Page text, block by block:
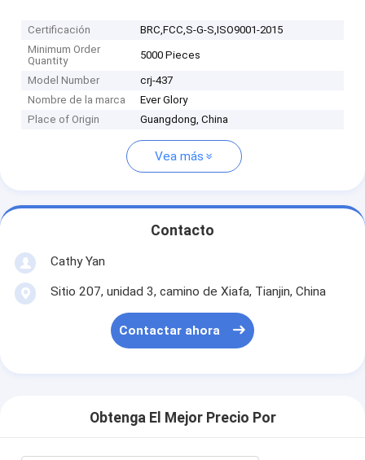
Certificación
BRC,FCC,S-G-S,ISO9001-2015
Minimum Order
Quantity
5000 Pieces
Model Number
crj-437
Nombre de la marca
Ever Glory
Place of Origin
Guangdong, China
Vea más
Contacto
Cathy Yan
Sitio 207, unidad 3, camino de Xiafa, Tianjin, China
Contactar ahora
Obtenga El Mejor Precio Por